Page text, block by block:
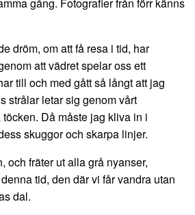
dröm, om att få resa i tid, har
att vädret spelar oss ett
till och med gått så långt att jag
strålar letar sig genom vårt
Då måste jag kliva in i
skuggor och skarpa linjer.
och fräter ut alla grå nyanser,
tid, den där vi får vandra utan
dal.